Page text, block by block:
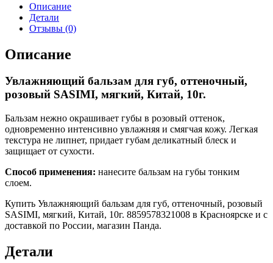
Описание
Детали
Отзывы (0)
Описание
Увлажняющий бальзам для губ, оттеночный,
розовый SASIMI, мягкий, Китай, 10г.
Бальзам нежно окрашивает губы в розовый оттенок,
одновременно интенсивно увлажняя и смягчая кожу. Легкая
текстура не липнет, придает губам деликатный блеск и
защищает от сухости.
Способ применения: нанесите бальзам на губы тонким
слоем.
Купить Увлажняющий бальзам для губ, оттеночный, розовый
SASIMI, мягкий, Китай, 10г. 8859578321008 в Красноярске и с
доставкой по России, магазин Панда.
Детали